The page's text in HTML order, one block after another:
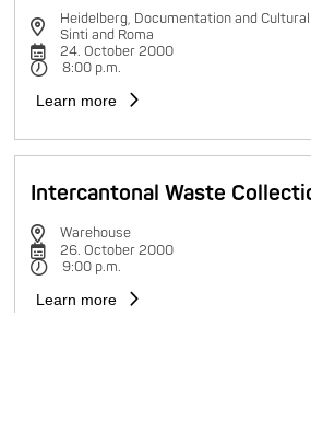
Heidelberg, Documentation and
Sinti and Roma
24. October 2000
8:00 p.m.
Learn more
Intercantonal Waste
Warehouse
26. October 2000
9:00 p.m.
Learn more